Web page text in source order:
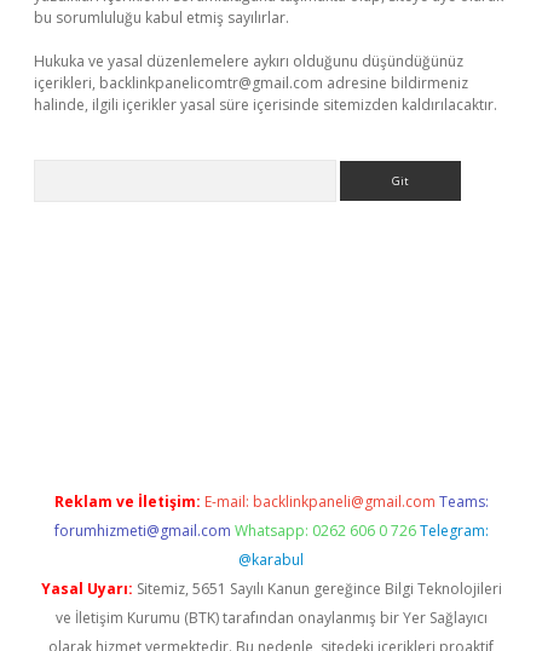
bu sorumluluğu kabul etmiş sayılırlar.
Hukuka ve yasal düzenlemelere aykırı olduğunu düşündüğünüz
içerikleri, backlinkpanelicomtr@gmail.com adresine bildirmeniz
halinde, ilgili içerikler yasal süre içerisinde sitemizden kaldırılacaktır.
Reklam ve İletişim: E-mail: backlinkpaneli@gmail.com Teams:
forumhizmeti@gmail.com Whatsapp: 0262 606 0 726 Telegram:
@karabul
Yasal Uyarı: Sitemiz, 5651 Sayılı Kanun gereğince Bilgi Teknolojileri
ve İletişim Kurumu (BTK) tarafından onaylanmış bir Yer Sağlayıcı
olarak hizmet vermektedir. Bu nedenle, sitedeki içerikleri proaktif